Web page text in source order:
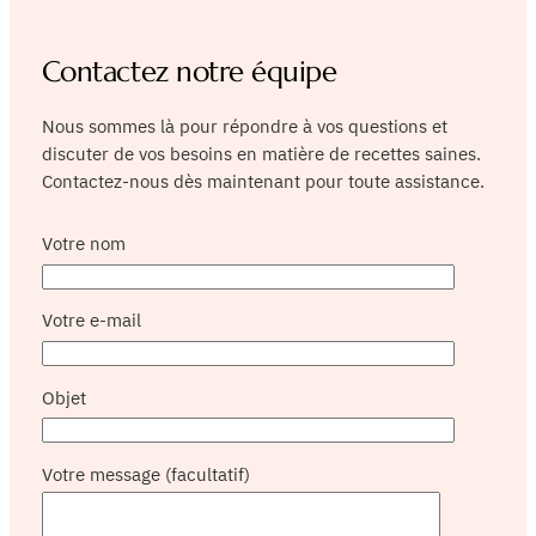
Contactez notre équipe
Nous sommes là pour répondre à vos questions et
discuter de vos besoins en matière de recettes saines.
Contactez-nous dès maintenant pour toute assistance.
Votre nom
Votre e-mail
Objet
Votre message (facultatif)